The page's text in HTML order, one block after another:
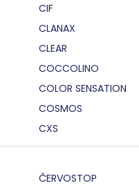
CIF
CLANAX
CLEAR
COCCOLINO
COLOR SENSATION
COSMOS
CXS
ČERVOSTOP